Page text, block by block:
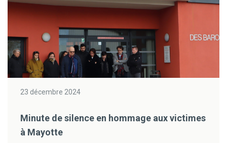
23 décembre 2024
Minute de silence en hommage aux victimes
à Mayotte